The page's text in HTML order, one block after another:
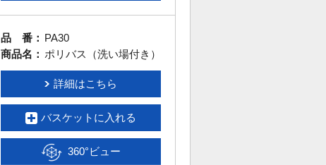
品 番： PA30
商品名： ポリバス（洗い場付き）
詳細はこちら
バスケットに入れる
360°ビュー